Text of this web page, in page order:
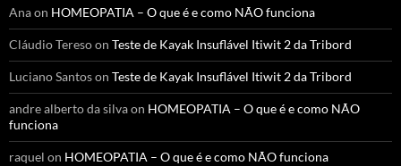
Anaon HOMEOPATIA – O que é e como NÃO funciona
Cláudio Teresoon Teste de Kayak Insuflável Itiwit 2 da Tribord
Luciano Santoson Teste de Kayak Insuflável Itiwit 2 da Tribord
andre alberto da silvaon HOMEOPATIA – O que é e como NÃO
funciona
raquel on HOMEOPATIA – O que é e como NÃO funciona